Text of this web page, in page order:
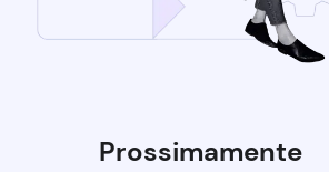
Prossimamente